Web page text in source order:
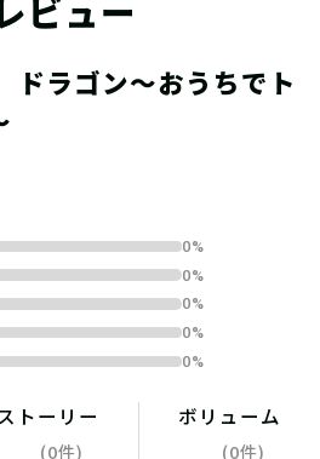
明をする
、クリア時に参加表明
う！
てる
ビュー
ラゴン〜おうちでト
0%
0%
0%
0%
0%
ストーリー
(0件)
ボリューム
(0件)